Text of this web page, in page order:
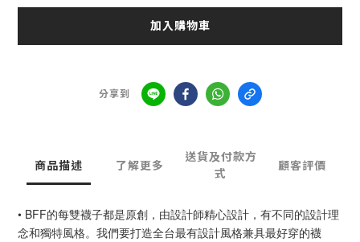
加入購物車
分享到
商品描述 了解更多
送貨及付款方
式
顧客評價
• BFF的每雙襪子都是原創，由設計師精心設計，有不同的設計理
念和獨特風格。我們要打造全台最有設計風格兼具最好穿的襪